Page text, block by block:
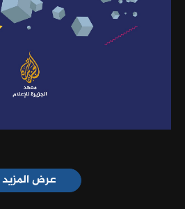
عرض المزيد